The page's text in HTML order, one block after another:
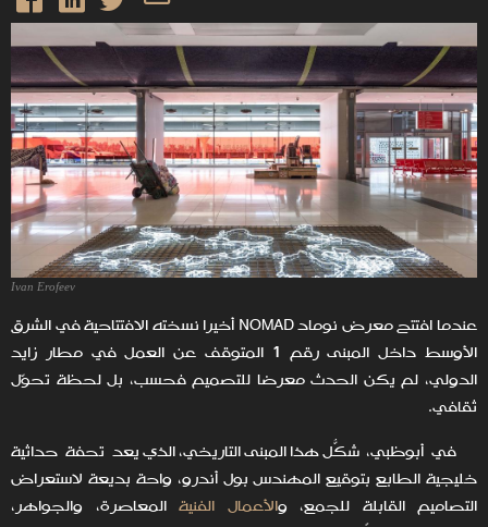
Ivan Erofeev
عندما افتتح معرض نوماد NOMAD أخيرا نسخته الافتتاحية في الشرق
الأوسط داخل المبنى رقم 1 المتوقف عن العمل في مطار زايد
الدولي، لم يكن الحدث معرضا للتصميم فحسب، بل لحظة تحوّل
ثقافي.
في أبوظبي، شكّل هذا المبنى التاريخي، الذي يُعد تحفة حداثية
خليجية الطابع بتوقيع المهندس بول أندرو، واحة بديعة لاستعراض
التصاميم القابلة للجمع، والأعمال الفنية المعاصرة، والجواهر،